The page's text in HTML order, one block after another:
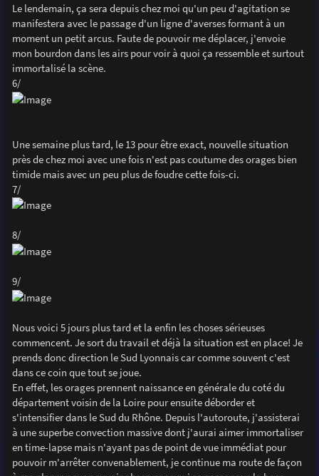
Le lendemain, ça sera depuis chez moi qu'un peu d'agitation se
manifestera avec le passage d'un ligne d'averses formant à un
moment un petit arcus. Faute de pouvoir me déplacer, j'envoie
mon bourdon dans les airs pour voir à quoi ça ressemble et surtout
immortalisé la scène.
6/
Une semaine plus tard, le 13 pour être exact, nouvelle situation
près de chez moi avec une fois n'est pas coutume des orages bien
timide mais avec un peu plus de foudre cette fois-ci.
7/
8/
9/
Nous voici 5 jours plus tard et la enfin les choses sérieuses
commencent. Je sort du travail et déjà la situation est en place! Je
prends donc direction le Sud Lyonnais car comme souvent c'est
dans ce coin que tout se joue.
En effet, les orages prennent naissance en générale du coté du
département voisin de la Loire pour ensuite déborder et
s'intensifier dans le Sud du Rhône. Depuis l'autoroute, j'assisterai
à une superbe convection massive dont j'aurai aimer immortaliser
en time-lapse mais n'ayant pas de point de vue immédiat pour
pouvoir m'arrêter convenablement, je continue ma route de façon